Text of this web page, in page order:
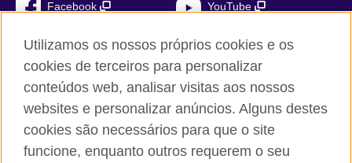
Facebook YouTube
Instagram TikTok
British Council global
Utilizamos os nossos próprios cookies e os
cookies de terceiros para personalizar
conteúdos web, analisar visitas aos nossos
websites e personalizar anúncios. Alguns destes
cookies são necessários para que o site
funcione, enquanto outros requerem o seu